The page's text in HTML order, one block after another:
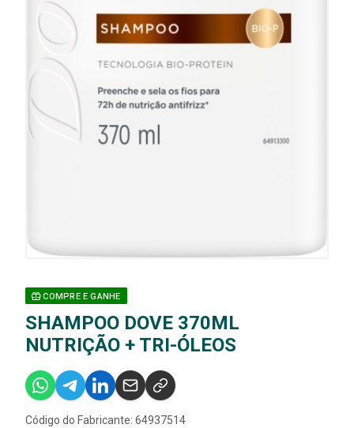
COMPRE E GANHE
SHAMPOO DOVE 370ML
NUTRIÇÃO + TRI-ÓLEOS
Código do Fabricante: 64937514